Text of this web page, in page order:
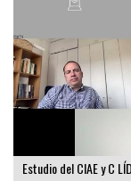
Estudio del CIAE y C